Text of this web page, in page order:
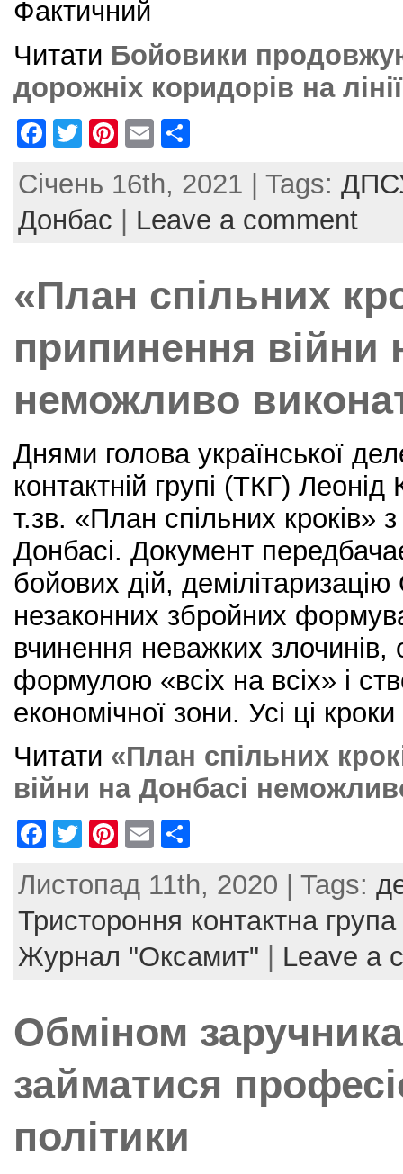
Фактичний
Читати Бойовики
дорожніх коридорів на
F
c
e
o
o
k
T
itt
er
Pi
er
e
E
ai
l
ar
e
Січень 16th, 2021 | Tags:
Донбас
Leave a comment
«План спільних
припинення війни
неможливо
Днями голова української
контактній групі (ТКГ)
т.зв. «План спільних кроків»
Донбасі. Документ
бойових дій,
незаконних збройних
вчинення неважких
формулою «всіх на всіх» і
економічної зони. Усі ці
Читати «План спільних
війни на Донбасі
F
c
e
b
o
k
T
itt
er
Pi
er
e
st
E
ai
l
ar
e
Листопад 11th, 2020 | Tags:
Тристороння контактна група
Журнал "Оксамит"
Leave a
Обміном
займатися
політики